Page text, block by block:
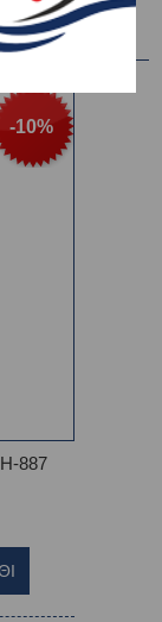
-10%
887